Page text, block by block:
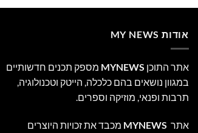
אודות MY NEWS
אתר התוכן MYNEWS מספק תכנים חדשותיים
במגוון נושאים בהם כלכלה, הייטק וטכנולוגיה,
תרבות ופנאי, מוזיקה וספרים.
אתר MYNEWS מכבד את זכויות היוצרים